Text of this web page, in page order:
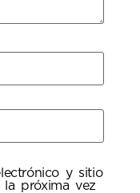
y sitio
próxima vez